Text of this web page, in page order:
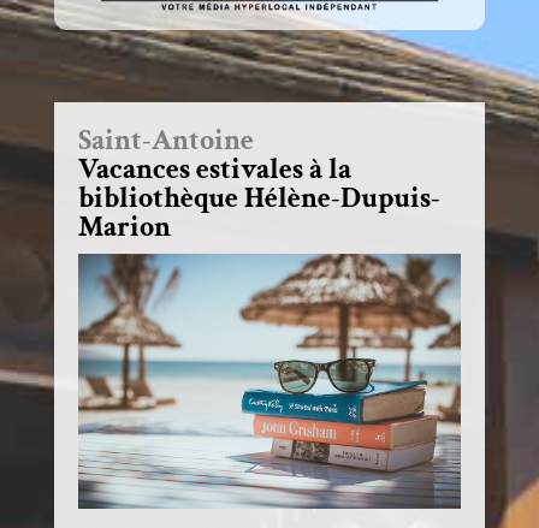
Saint-Antoine
Vacances estivales à la
bibliothèque Hélène-Dupuis-
Marion